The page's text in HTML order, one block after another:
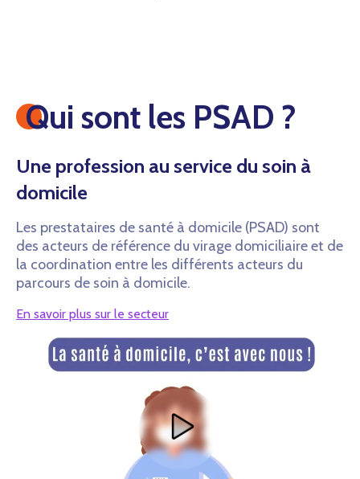
Qui sont les PSAD ?
Une profession au service du soin à
domicile
Les prestataires de santé à domicile (PSAD) sont
des acteurs de référence du virage domiciliaire et de
la coordination entre les différents acteurs du
parcours de soin à domicile.
En savoir plus sur le secteur